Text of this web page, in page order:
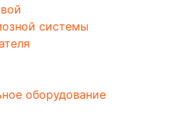
системы
оборудование